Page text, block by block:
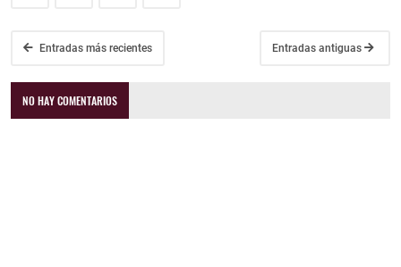
Entradas más recientes Entradas antiguas
NO HAY COMENTARIOS